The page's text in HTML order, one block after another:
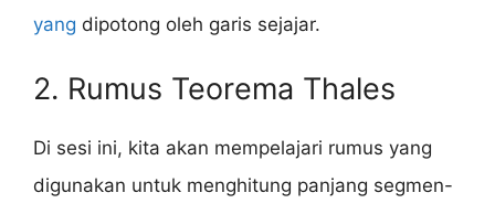
yang dipotong oleh garis sejajar.
2. Rumus Teorema Thales
Di sesi ini, kita akan mempelajari rumus yang
digunakan untuk menghitung panjang segmen-